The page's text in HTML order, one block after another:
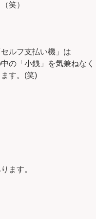
笑）
ルフ支払い機」は
の「小銭」を気兼ねな
す。(笑)
ます。